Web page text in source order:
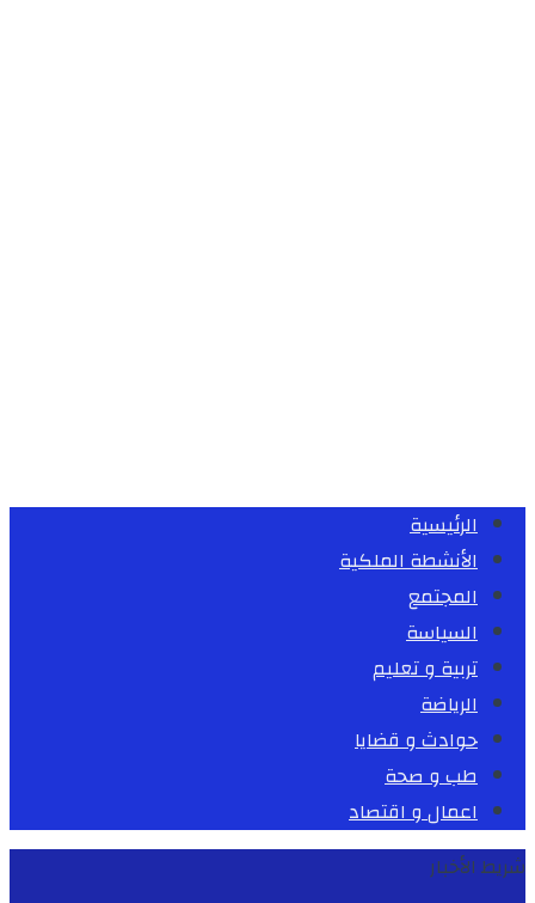
الرئيسية
الأنشطة الملكية
المجتمع
السياسة
تربية و تعليم
الرياضة
حوادث و قضايا
طب و صحة
اعمال و اقتصاد
شريط الأخبار